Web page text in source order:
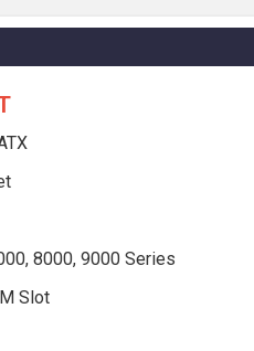
8000, 9000 Series
Slot